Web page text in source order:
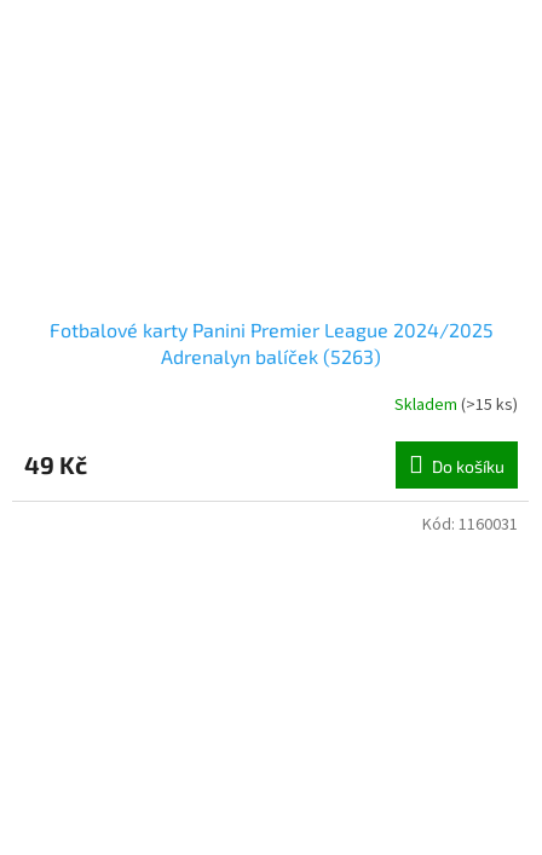
Fotbalové karty Panini Premier League 2024/2025
Adrenalyn balíček (5263)
Skladem (>15 ks)
49 Kč Do košíku
Kód: 1160031